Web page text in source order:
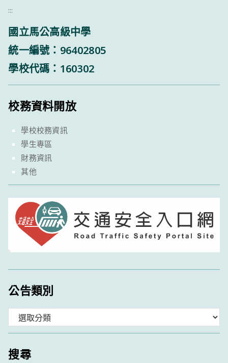
:::
國立馬公高級中學
統一編號：96402805
學校代碼：160302
校務資料開放
學校校務資訊
學生專區
財務資訊
其他
公告類別
類
搜尋